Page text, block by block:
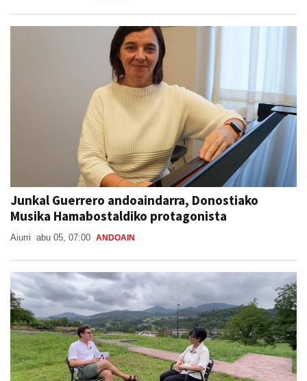
Junkal Guerrero andoaindarra, Donostiako
Musika Hamabostaldiko protagonista
Aiurri abu 05, 07:00 ANDOAIN